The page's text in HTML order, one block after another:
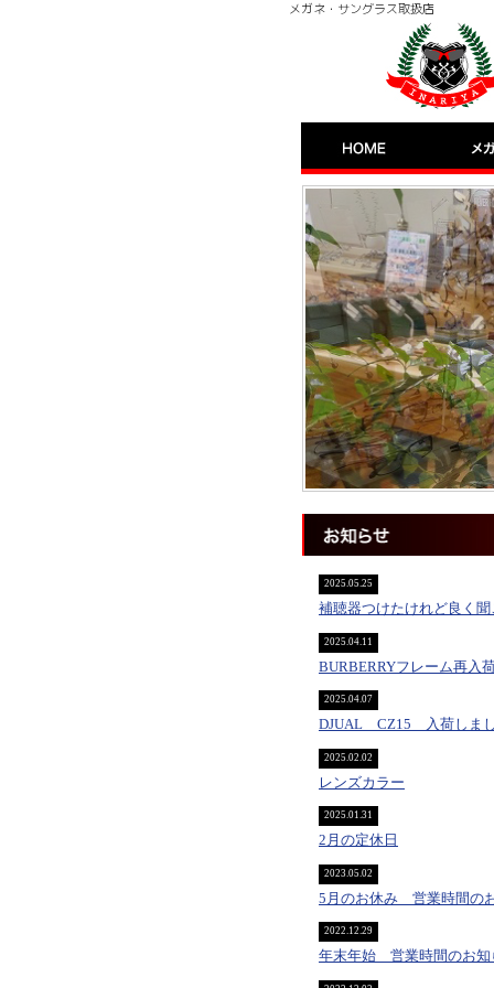
メガネ・サングラス取扱店
補聴器つけたけれど良く聞
2025.05.25
BURBERRYフレーム再入
2025.04.11
DJUAL CZ15 入荷しま
2025.04.07
レンズカラー
2025.02.02
2月の定休日
2025.01.31
5月のお休み 営業時間の
2023.05.02
年末年始 営業時間のお知
2022.12.29